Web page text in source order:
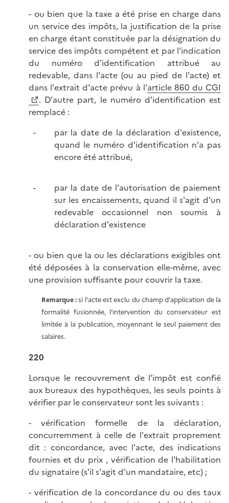
- ou bien que la taxe a été prise en charge dans
un service des impôts, la justification de la prise
en charge étant constituée par la désignation du
service des impôts compétent et par l'indication
du numéro d'identification attribué au
redevable, dans l'acte (ou au pied de l'acte) et
dans l'extrait d'acte prévu à l'article 860 du CGI
. D'autre part, le numéro d'identification est
remplacé :
par la date de la déclaration d'existence,
quand le numéro d'identification n'a pas
encore été attribué,
par la date de l'autorisation de paiement
sur les encaissements, quand il s'agit d'un
redevable occasionnel non soumis à
déclaration d'existence
- ou bien que la ou les déclarations exigibles ont
été déposées à la conservation elle-même, avec
une provision suffisante pour couvrir la taxe.
Remarque :si l'acte est exclu du champ d'application de la
formalité fusionnée, l'intervention du conservateur est
limitée à la publication, moyennant le seul paiement des
salaires.
220
Lorsque le recouvrement de l'impôt est confié
aux bureaux des hypothèques, les seuls points à
vérifier par le conservateur sont les suivants :
- vérification formelle de la déclaration,
concurremment à celle de l'extrait proprement
dit : concordance, avec l'acte, des indications
fournies et du prix , vérification de l'habilitation
du signataire (s'il s'agit d'un mandataire, etc) ;
- vérification de la concordance du ou des taux